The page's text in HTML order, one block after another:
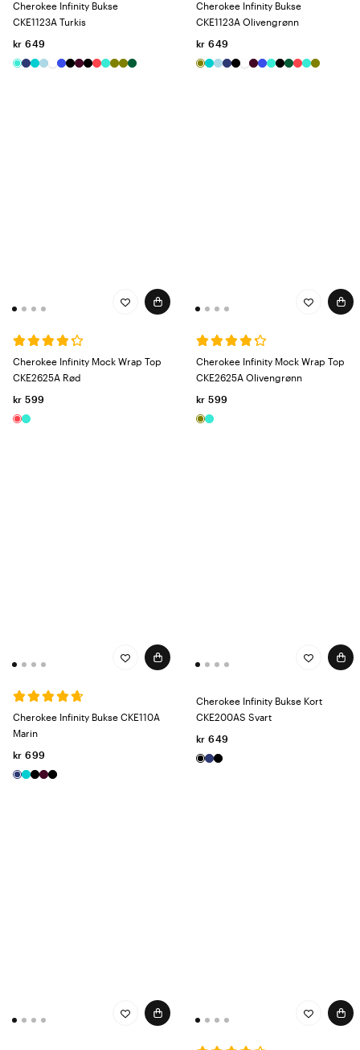
Cherokee Infinity Bukse
CKE1123A Turkis
kr 649
Cherokee Infinity Bukse
CKE1123A Olivengrønn
kr 649
Cherokee Infinity Mock Wrap Top
CKE2625A Rød
kr 599
Cherokee Infinity Mock Wrap Top
CKE2625A Olivengrønn
kr 599
Cherokee Infinity Bukse CKE110A
Marin
kr 699
Cherokee Infinity Bukse Kort
CKE200AS Svart
kr 649